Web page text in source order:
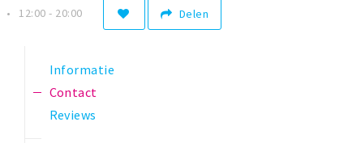
Delen
12:00 - 20:00
Informatie
Contact
Reviews